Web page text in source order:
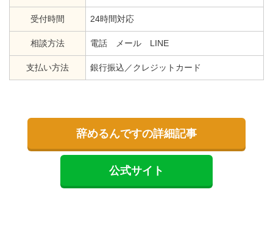
受付時間 24時間対応
相談方法 電話 メール LINE
支払い方法 銀行振込／クレジットカード
辞めるんですの詳細記事
公式サイト